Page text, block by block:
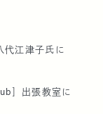
代江津子氏に
］出張教室に